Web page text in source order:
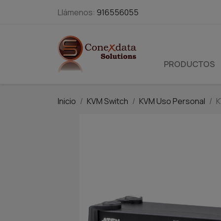
Llámenos: 916556055
PRODUCTOS
Inicio KVM Switch KVM Uso Personal